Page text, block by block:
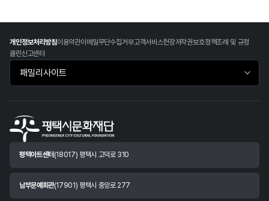
개인정보처리방침이용약관이메일무단수집거부고객서비스헌장저작권보호정책조례 및 규정
클린신고센터
패밀리사이트 바로가기
평택아트센터 (18017) 평택시 고덕로 310
남부문예회관(17901) 평택시 중앙로 277